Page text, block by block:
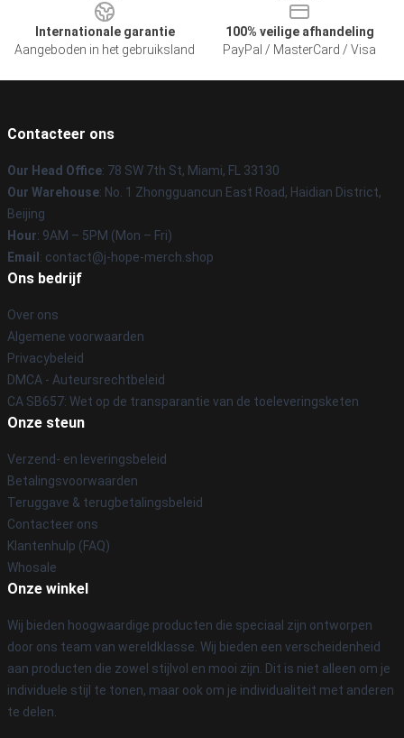
Internationale garantie
Aangeboden in het gebruiksland
100% veilige afhandeling
PayPal / MasterCard / Visa
Contacteer ons
Our Head Office: 78 SW 7th St, Miami, FL 33130
Our Warehouse: No. 1 Zhongguancun East Road, Haidian District,
Beijing
Hour: 9AM – 5PM (Mon – Fri)
Email : contact@j-hope-merch.shop
Ons bedrijf
Over ons
Algemene voorwaarden
Privacybeleid
DMCA - Auteursrechtbeleid
CA SB657: Wet op de transparantie van de toeleveringsketen
Onze steun
Verzend- en leveringsbeleid
Betalingsvoorwaarden
Teruggave & terugbetalingsbeleid
Contacteer ons
Klantenhulp (FAQ)
Whosale
Onze winkel
Wij bieden hoogwaardige producten die speciaal zijn ontworpen
door ons team van wereldklasse. Wij bieden een verscheidenheid
aan producten die zowel stijlvol en mooi zijn. Dit is niet alleen om je
individuele stijl te tonen, maar ook om je individualiteit met anderen
te delen.